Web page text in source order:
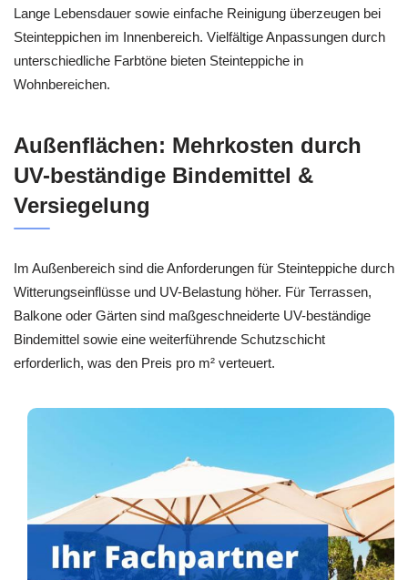
Lange Lebensdauer sowie einfache Reinigung überzeugen bei
Steinteppichen im Innenbereich. Vielfältige Anpassungen durch
unterschiedliche Farbtöne bieten Steinteppiche in
Wohnbereichen.
Außenflächen: Mehrkosten durch
UV-beständige Bindemittel &
Versiegelung
Im Außenbereich sind die Anforderungen für Steinteppiche durch
Witterungseinflüsse und UV-Belastung höher. Für Terrassen,
Balkone oder Gärten sind maßgeschneiderte UV-beständige
Bindemittel sowie eine weiterführende Schutzschicht
erforderlich, was den Preis pro m² verteuert.